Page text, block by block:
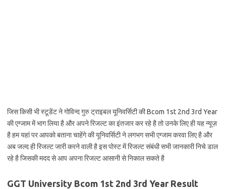
जिस किसी भी स्टूडेंट ने गोविन्द गुरु ट्राइबल यूनिवर्सिटी की Bcom 1st 2nd 3rd Year
की एग्जाम में भाग लिया है और अपने रिजल्ट का इंतजार कर रहे है तो उनके लिए ही यह न्यूज़
है हम यहां पर आपको बताना चाहेंगे की यूनिवर्सिटी ने लगभग सभी एग्जाम करवा लिए है और
अब जल्द ही रिजल्ट जारी करने वाली है इस पोस्ट में रिजल्ट संबंधी सभी जानकारी निचे डाल
रहे है जिसकी मदद से आप अपना रिजल्ट आसानी से निकाल सकते है
GGT University Bcom 1st 2nd 3rd Year Result